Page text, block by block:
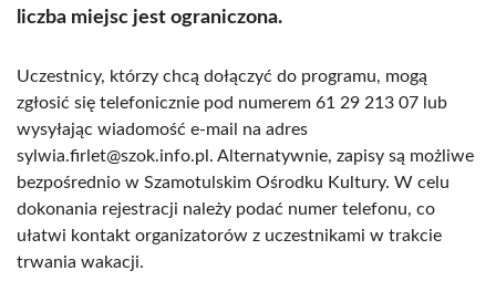
liczba miejsc jest ograniczona.
Uczestnicy, którzy chcą dołączyć do programu, mogą
zgłosić się telefonicznie pod numerem 61 29 213 07 lub
wysyłając wiadomość e-mail na adres
sylwia.firlet@szok.info.pl. Alternatywnie, zapisy są możliwe
bezpośrednio w Szamotulskim Ośrodku Kultury. W celu
dokonania rejestracji należy podać numer telefonu, co
ułatwi kontakt organizatorów z uczestnikami w trakcie
trwania wakacji.